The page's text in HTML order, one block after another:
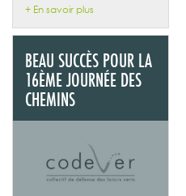
+ En savoir plus
BEAU SUCCÈS POUR LA
16ÈME JOURNÉE DES
CHEMINS